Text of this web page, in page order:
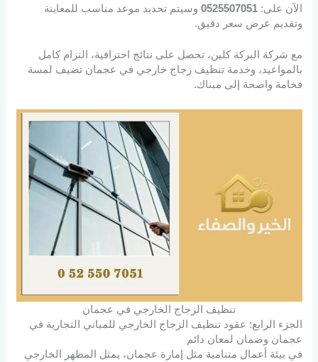
الآن على:0525507051 وسيتم تحديد موعد مناسب للمعاينة
وتقديم عرض سعر دقيق.
مع شركة البركة كلين، تحصل على نتائج احترافية، التزام كامل
بالمواعيد، وخدمة تنظيف زجاج خارجي في عجمان تضيف لمسة
فخامة واضحة إلى مبناك.
تنظيف الزجاج الخارجي في عجمان
الجزء الرابع: عقود تنظيف الزجاج الخارجي للمباني التجارية في
عجمان وضمان لمعان دائم
في بيئة أعمال متنامية مثل إمارة عجمان، يمثل المظهر الخارجي